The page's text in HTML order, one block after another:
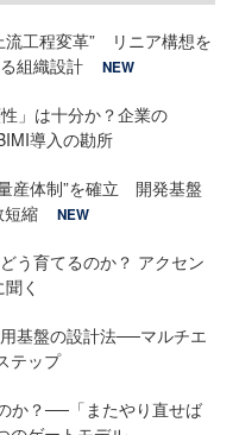
流工程変革” リニア構想を
組織設計
NEW
」は十分か？企業の
導入の勘所
産体制”を確立 開発基盤
短縮
NEW
う育てるのか？ アクセン
く
基盤の設計法──マルチエ
テップ
か？──「またやり直せば